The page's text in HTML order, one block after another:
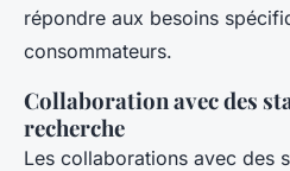
répondre aux besoins
consommateurs.
Collaboration avec des
recherche
Les collaborations avec des